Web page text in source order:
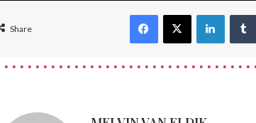
Share
Facebook
X